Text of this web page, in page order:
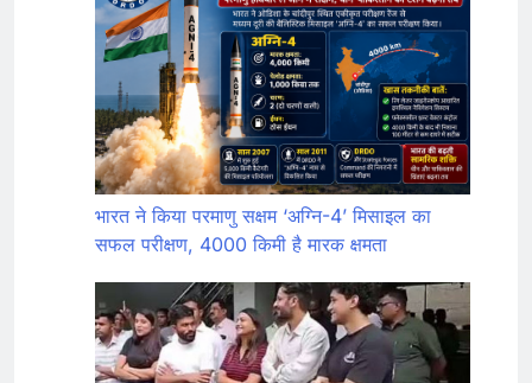
भारत ने किया परमाणु सक्षम ‘अग्नि-4’ मिसाइल का
सफल परीक्षण, 4000 किमी है मारक क्षमता